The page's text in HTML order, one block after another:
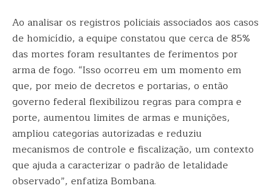
Ao analisar os registros policiais associados aos casos
de homicídio, a equipe constatou que cerca de 85%
das mortes foram resultantes de ferimentos por
arma de fogo. “Isso ocorreu em um momento em
que, por meio de decretos e portarias, o então
governo federal flexibilizou regras para compra e
porte, aumentou limites de armas e munições,
ampliou categorias autorizadas e reduziu
mecanismos de controle e fiscalização, um contexto
que ajuda a caracterizar o padrão de letalidade
observado”, enfatiza Bombana.